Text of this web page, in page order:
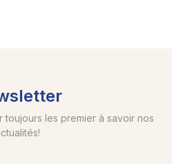
les premier à savoir nos